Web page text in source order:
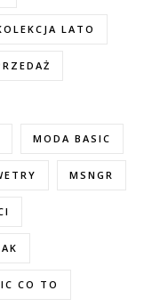
LATO
MODA BASIC
MSNGR
CO TO